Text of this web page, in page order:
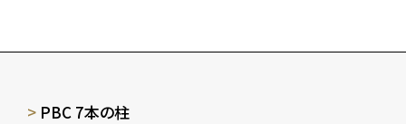
PBC 7本の柱